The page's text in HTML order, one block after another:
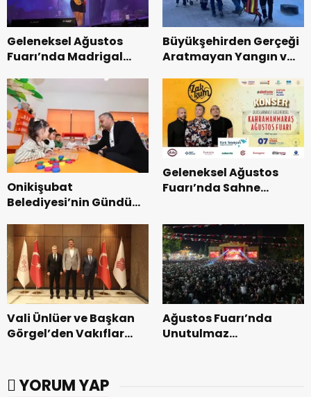
Geleneksel Ağustos
Fuarı’nda Madrigal
Büyükşehirden Gerçeği
Aratmayan Yangın ve
Onikişubat
Belediyesi’nin Gündüz
dönemin ön kayıtları
başladı.
Geleneksel Ağustos
Fuarı’nda Sahne
Vali Ünlüer ve Başkan
Görgel’den Vakıflar
Ağustos Fuarı’nda
Unutulmaz
YORUM YAP